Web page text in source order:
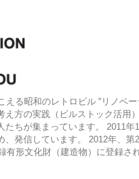
える昭和のレトロビル ”リノベ
え方の実践（ビルストック活用
たちが集まっています。 2011
、発信しています。 2012年、
有形文化財（建造物）に登録さ